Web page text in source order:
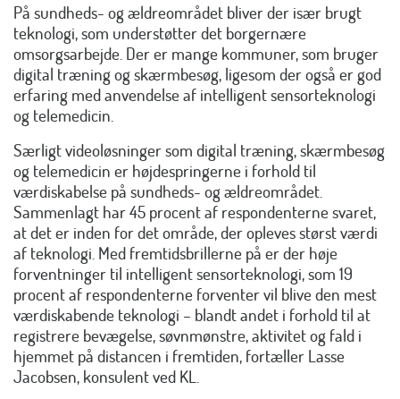
På sundheds- og ældreområdet bliver der især brugt
teknologi, som understøtter det borgernære
omsorgsarbejde. Der er mange kommuner, som bruger
digital træning og skærmbesøg, ligesom der også er god
erfaring med anvendelse af intelligent sensorteknologi
og telemedicin.
Særligt videoløsninger som digital træning, skærmbesøg
og telemedicin er højdespringerne i forhold til
værdiskabelse på sundheds- og ældreområdet.
Sammenlagt har 45 procent af respondenterne svaret,
at det er inden for det område, der opleves størst værdi
af teknologi. Med fremtidsbrillerne på er der høje
forventninger til intelligent sensorteknologi, som 19
procent af respondenterne forventer vil blive den mest
værdiskabende teknologi – blandt andet i forhold til at
registrere bevægelse, søvnmønstre, aktivitet og fald i
hjemmet på distancen i fremtiden, fortæller Lasse
Jacobsen, konsulent ved KL.